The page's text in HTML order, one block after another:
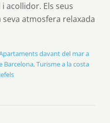
acollidor. Els seus
atmosfera relaxada
davant del mar a
Barcelona,Turisme a la costa